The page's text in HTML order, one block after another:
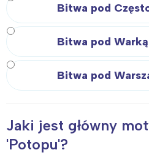
Bitwa pod
Bitwa pod Warką
Bitwa pod
Jaki jest główny
'Potopu'?